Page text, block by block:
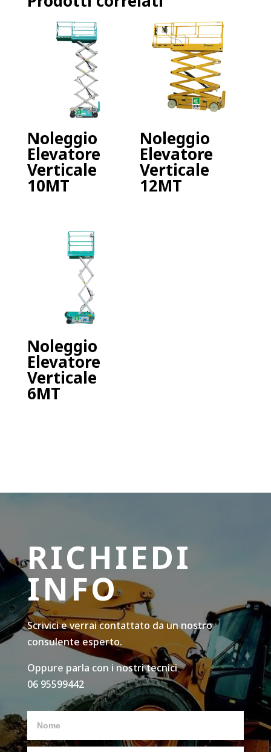
Noleggio
Elevatore
Verticale
10MT
Noleggio
Elevatore
Verticale
12MT
Noleggio
Elevatore
Verticale
6MT
RICHIEDI
INFO
Scrivici e verrai contattato da un nostro
consulente esperto.
Oppure parla con i nostri tecnici
06 95599442